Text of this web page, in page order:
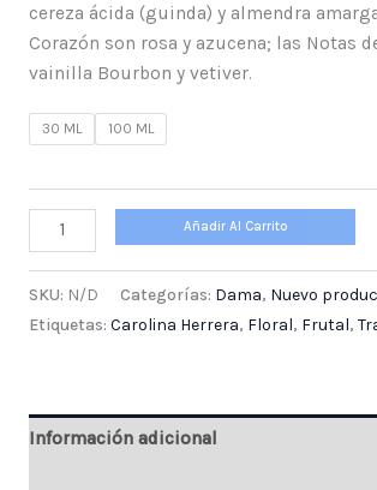
cereza ácida (guinda) y almendra
Corazón son rosa y azucena; las Notas
vainilla Bourbon y vetiver.
30 ML 100 ML
Añadir Al Carrito
SKU: N/D Categorías: Dama, Nuevo
Etiquetas: Carolina Herrera, Floral, Frutal,
Información adicional